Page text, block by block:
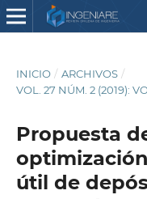
INICIO / ARCHIVOS /
VOL. 27 NÚM. 2 (2019):
Propuesta
útil de